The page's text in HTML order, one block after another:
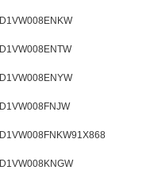
D1VW008ENKW
D1VW008ENTW
D1VW008ENYW
D1VW008FNJW
D1VW008FNKW91X868
D1VW008KNGW